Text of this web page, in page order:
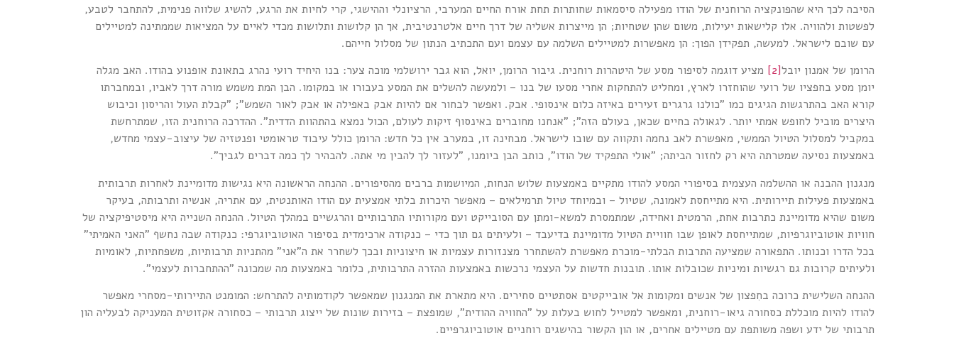
הסיבה לכך היא שהפונקציה הרוחנית של הודו מפעילה סיסמאות שחותרות תחת אורח החיים המערבי, הרציונלי וההישגי, קרי לחיות את הרגע, להשיג שלווה פנימית, להתחבר לטבע,
לפשטות ולהוויה. אלו קלישאות יעילות, משום שהן שטחיות; הן מייצרות אשליה של דרך חיים אלטרנטיבית, אך הן קלושות ותלושות מכדי לאיים על המציאות שממתינה למטיילים
עם שובם לישראל. למעשה, תפקידן הפוך: הן מאפשרות למטיילים השלמה עם עצמם ועם התכתיב הנתון של מסלול חייהם.
הרומן של אמנון יובל[2]
מציע דוגמה לסיפור מסע של היטהרות רוחנית. גיבור הרומן, יואל, הוא גבר ירושלמי מוכה צער: בנו היחיד רועי נהרג בתאונת אופנוע בהודו. האב מגלה
יומן מסע בחפציו של רועי שהוחזרו לארץ, ומחליט להתחקות אחרי מסעו של בנו – ולמעשה להשלים את המסע בעבורו או במקומו. הבן המת משמש מורה דרך לאביו, ובמחברתו
קורא האב בהתרגשות הגיגים כמו "כולנו גרגרים זעירים באיזה כלום אינסופי. אבק. ואפשר לבחור אם להיות אבק באפילה או אבק לאור השמש"; "קבלת העול והריסון וכיבוש
היצרים מוביל לחופש אמתי יותר. לגאולה בחיים שכאן, בעולם הזה"; "אנחנו מחוברים באינסוף זיקות לעולם, הכול נמצא בהתהוות הדדית". ההדרכה הרוחנית הזו, שמתרחשת
במקביל למסלול הטיול הממשי, מאפשרת לאב נחמה ותקווה עם שובו לישראל. מבחינה זו, במערב אין כל חדש: הרומן כולל עיבוד טראומטי ופנטזיה של עיצוב-עצמי מחדש,
באמצעות נסיעה שמטרתה היא רק לחזור הביתה; "אולי התפקיד של הודו", כותב הבן ביומנו, "לעזור לך להבין מי אתה. להבהיר לך כמה דברים לגביך".
מנגנון ההבנה או ההשלמה העצמית בסיפורי המסע להודו מתקיים באמצעות שלוש הנחות, המיושמות ברבים מהסיפורים. ההנחה הראשונה היא נגישות מדומיינת לאחרות תרבותית
באמצעות פעילות תיירותית. היא מתייחסת לאמונה, שטיול – ובמיוחד טיול תרמילאים – מאפשר היכרות בלתי אמצעית עם הודו האותנטית, עם אתריה, אנשיה ותרבותה, בעיקר
משום שהיא מדומיינת כתרבות אחת, הרמטית ואחידה, שמתמסרת למשא-ומתן עם הסובייקט ועם מקורותיו התרבותיים והרגשיים במהלך הטיול. ההנחה השנייה היא מיסטיפיקציה של
חוויות אוטוביוגרפיות, שמתייחסת לאופן שבו חוויית הטיול מדומיינת בדיעבד – ולעיתים גם תוך כדי – כנקודה ארכימדית בסיפור האוטוביוגרפי: כנקודה שבה נחשף "האני האמיתי"
בכל הדרו וכנותו. התפאורה שמציעה התרבות הבלתי-מוכרת מאפשרת להשתחרר מצנזורות עצמיות או חיצוניות ובכך לשחרר את ה"אני" מהתניות תרבותיות, משפחתיות, לאומיות
ולעיתים קרובות גם רגשיות ומיניות שכובלות אותו. תובנות חדשות על העצמי נרכשות באמצעות ההזרה התרבותית, כלומר באמצעות מה שמכונה "ההתחברות לעצמי".
ההנחה השלישית כרוכה בחִפצון של אנשים ומקומות אל אובייקטים אסתטיים סחירים. היא מתארת את המנגנון שמאפשר לקודמותיה להתרחש: המומנט התיירותי-מסחרי מאפשר
להודו להיות מוכללת כסחורה גיאו-רוחנית, ומאפשר למטייל לחוש בעלות על "החוויה ההודית", שמופצת – בזירות שונות של ייצוג תרבותי – כסחורה אקזוטית המעניקה לבעליה הון
תרבותי של ידע ושפה משותפת עם מטיילים אחרים, או הון הקשור בהישגים רוחניים אוטוביוגרפיים.